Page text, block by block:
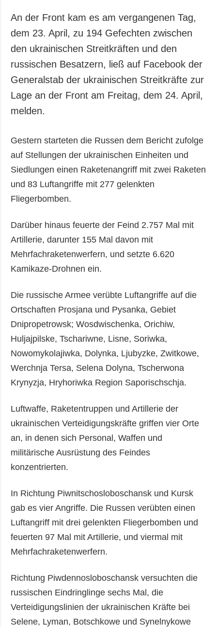
An der Front kam es am vergangenen Tag,
dem 23. April, zu 194 Gefechten zwischen
den ukrainischen Streitkräften und den
russischen Besatzern, ließ auf Facebook der
Generalstab der ukrainischen Streitkräfte zur
Lage an der Front am Freitag, dem 24. April,
melden.
Gestern starteten die Russen dem Bericht zufolge
auf Stellungen der ukrainischen Einheiten und
Siedlungen einen Raketenangriff mit zwei Raketen
und 83 Luftangriffe mit 277 gelenkten
Fliegerbomben.
Darüber hinaus feuerte der Feind 2.757 Mal mit
Artillerie, darunter 155 Mal davon mit
Mehrfachraketenwerfern, und setzte 6.620
Kamikaze-Drohnen ein.
Die russische Armee verübte Luftangriffe auf die
Ortschaften Prosjana und Pysanka, Gebiet
Dnipropetrowsk; Wosdwischenka, Orichiw,
Huljajpilske, Tschariwne, Lisne, Soriwka,
Nowomykolajiwka, Dolynka, Ljubyzke, Zwitkowe,
Werchnja Tersa, Selena Dolyna, Tscherwona
Krynyzja, Hryhoriwka Region Saporischschja.
Luftwaffe, Raketentruppen und Artillerie der
ukrainischen Verteidigungskräfte griffen vier Orte
an, in denen sich Personal, Waffen und
militärische Ausrüstung des Feindes
konzentrierten.
In Richtung Piwnitschosloboschansk und Kursk
gab es vier Angriffe. Die Russen verübten einen
Luftangriff mit drei gelenkten Fliegerbomben und
feuerten 97 Mal mit Artillerie, und viermal mit
Mehrfachraketenwerfern.
Richtung Piwdennosloboschansk versuchten die
russischen Eindringlinge sechs Mal, die
Verteidigungslinien der ukrainischen Kräfte bei
Selene, Lyman, Botschkowe und Synelnykowe